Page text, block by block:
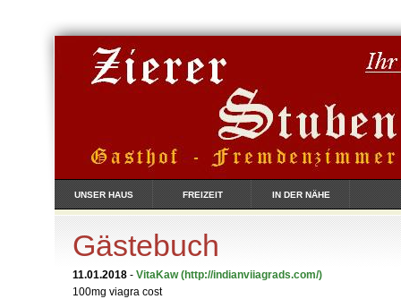
UNSER HAUS FREIZEIT IN DER NÄHE
Gästebuch
11.01.2018 - VitaKaw (http://indianviiagrads.com/)
100mg viagra cost